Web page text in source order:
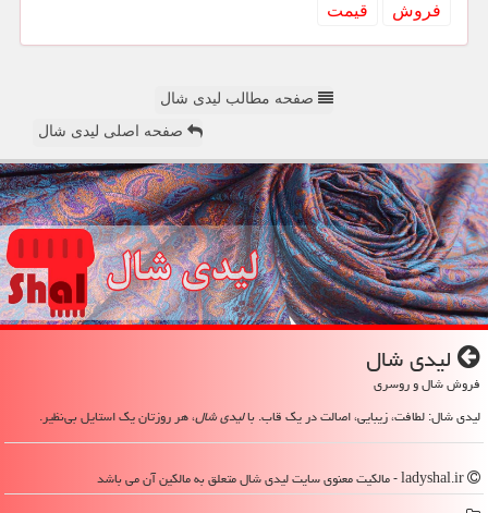
فروش
قیمت
صفحه مطالب لیدی شال
صفحه اصلی لیدی شال
لیدی شال
فروش شال و روسری
لیدی شال: لطافت، زیبایی، اصالت در یک قاب. بالیدی شال، هر روزتان یک استایل بی‌نظیر.